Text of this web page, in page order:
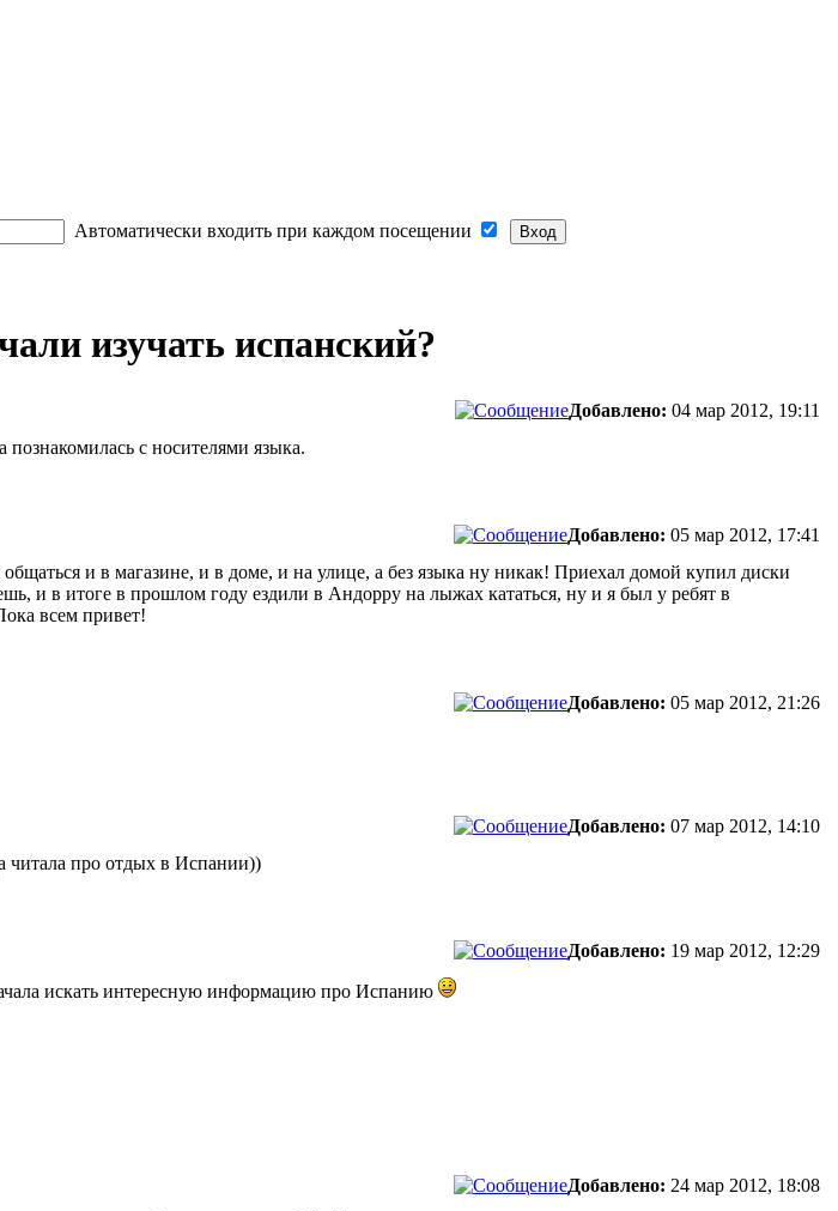
Автоматически входить при каждом посещении
изучать испанский?
Добавлено: 04 мар 2012, 19:11
с носителями языка.
Добавлено: 05 мар 2012, 17:41
и в магазине, и в доме, и на улице, а без языка ну никак! Приехал домой купил диски
и в итоге в прошлом году ездили в Андорру на лыжах кататься, ну и я был у ребят в
всем привет!
Добавлено: 05 мар 2012, 21:26
Добавлено: 07 мар 2012, 14:10
читала про отдых в Испании))
Добавлено: 19 мар 2012, 12:29
искать интересную информацию про Испанию
Добавлено: 24 мар 2012, 18:08